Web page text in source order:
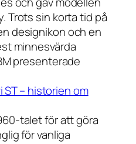
Trots sin korta tid på
designikon och en
minnesvärda
presenterade
– historien om
talet för att göra
för vanliga